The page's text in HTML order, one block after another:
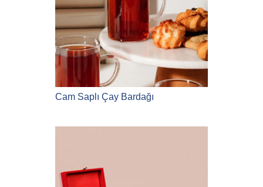
Cam Saplı Çay Bardağı